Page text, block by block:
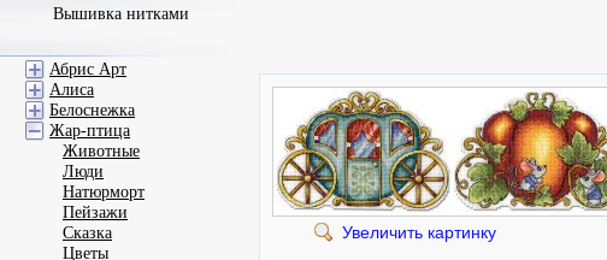
Увеличить картинку
Вышивка нитками
Абрис Арт
Алиса
Белоснежка
Жар-птица
Животные
Люди
Натюрморт
Пейзажи
Сказка
Цветы